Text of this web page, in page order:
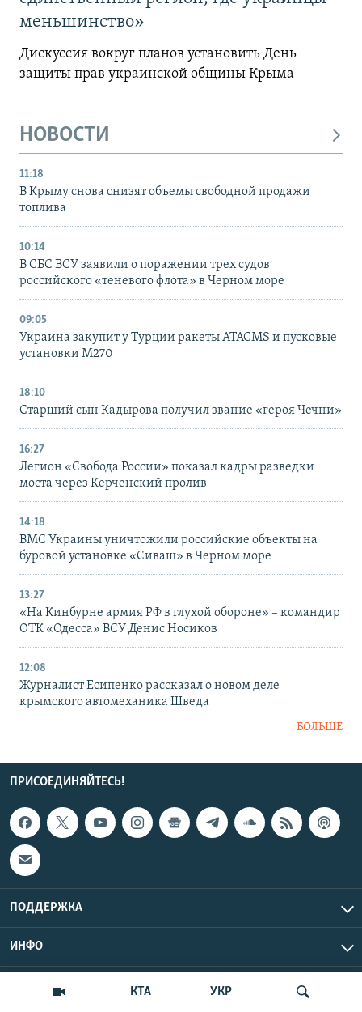
КТА УКР
меньшинство»
Дискуссия вокруг планов установить День
защиты прав украинской общины Крыма
НОВОСТИ
11:18
В Крыму снова снизят объемы свободной продажи
топлива
10:14
В СБС ВСУ заявили о поражении трех судов
российского «теневого флота» в Черном море
09:05
Украина закупит у Турции ракеты ATACMS и пусковые
установки M270
18:10
Старший сын Кадырова получил звание «героя Чечни»
16:27
Легион «Свобода России» показал кадры разведки
моста через Керченский пролив
14:18
ВМС Украины уничтожили российские объекты на
буровой установке «Сиваш» в Черном море
13:27
«На Кинбурне армия РФ в глухой обороне» – командир
ОТК «Одесса» ВСУ Денис Носиков
12:08
Журналист Есипенко рассказал о новом деле
крымского автомеханика Шведа
БОЛЬШЕ
ПРИСОЕДИНЯЙТЕСЬ!
ПОДДЕРЖКА
ИНФО
Copyright Крым.Реалии, 2026 | Все права защищены.
UTC+3